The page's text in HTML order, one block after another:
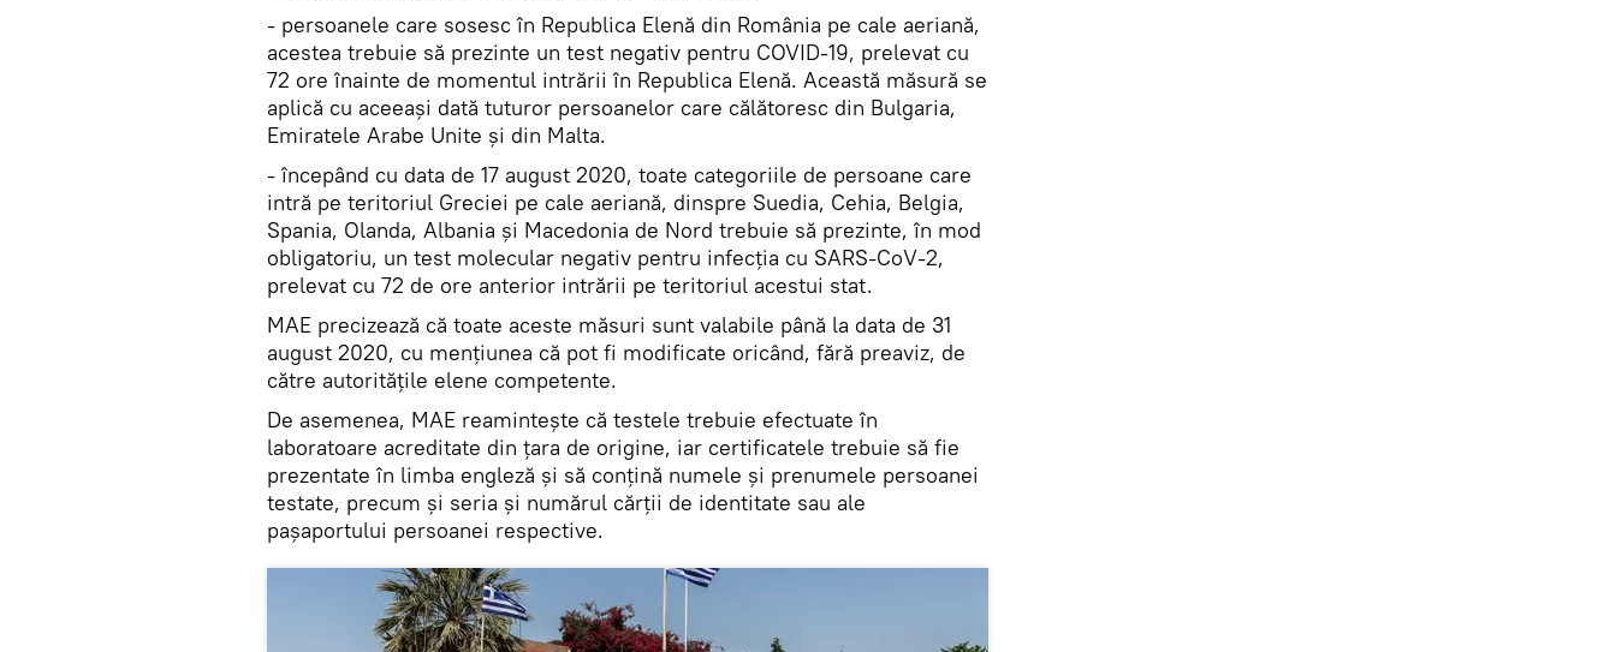
- persoanele care sosesc în Republica Elenă din România pe cale aeriană,
acestea trebuie să prezinte un test negativ pentru COVID-19, prelevat cu
72 ore înainte de momentul intrării în Republica Elenă. Această măsură se
aplică cu aceeași dată tuturor persoanelor care călătoresc din Bulgaria,
Emiratele Arabe Unite și din Malta.
- începând cu data de 17 august 2020, toate categoriile de persoane care
intră pe teritoriul Greciei pe cale aeriană, dinspre Suedia, Cehia, Belgia,
Spania, Olanda, Albania și Macedonia de Nord trebuie să prezinte, în mod
obligatoriu, un test molecular negativ pentru infecția cu SARS-CoV-2,
prelevat cu 72 de ore anterior intrării pe teritoriul acestui stat.
MAE precizează că toate aceste măsuri sunt valabile până la data de 31
august 2020, cu mențiunea că pot fi modificate oricând, fără preaviz, de
către autoritățile elene competente.
De asemenea, MAE reamintește că testele trebuie efectuate în
laboratoare acreditate din țara de origine, iar certificatele trebuie să fie
prezentate în limba engleză și să conțină numele și prenumele persoanei
testate, precum și seria și numărul cărții de identitate sau ale
pașaportului persoanei respective.